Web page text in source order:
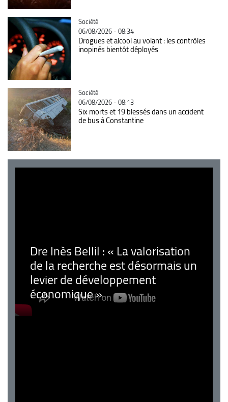
Catégorie
Société
06/08/2026 - 08:34
Drogues et alcool au volant : les contrôles
inopinés bientôt déployés
Catégorie
Société
06/08/2026 - 08:13
Six morts et 19 blessés dans un accident
de bus à Constantine
Dre Inès Bellil : « La valorisation
de la recherche est désormais un
levier de développement
économique »